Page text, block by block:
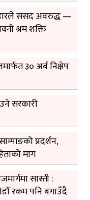
संसद अवरुद्ध —
श्रम शक्ति
३० अर्ब निक्षेप
सरकारी
प्रदर्शन,
माग
सास्ती :
रकम पनि बगाउँदै